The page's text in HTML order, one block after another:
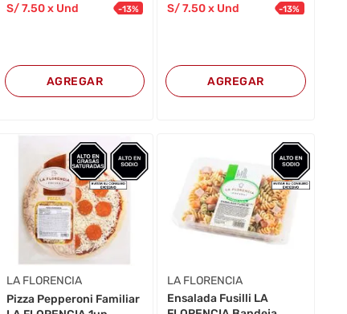
S/7.50x Und -13%
AGREGAR
S/7.50x Und -13%
AGREGAR
LA FLORENCIA
Pizza Pepperoni Familiar
LA FLORENCIA
Ensalada Fusilli LA